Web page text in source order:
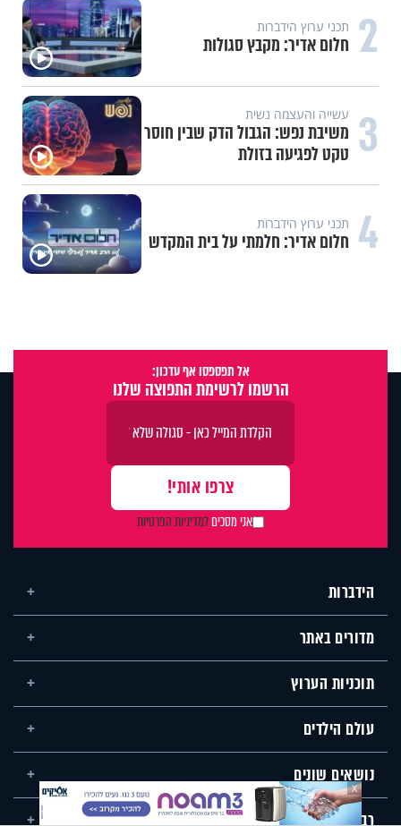
2 תכני ערוץ הידברות
חלום אדיר: מקבץ סגולות
3 עשייה והעצמה נשית
משיבת נפש: הגבול הדק שבין חוסר
טקט לפגיעה בזולת
4 תכני ערוץ הידברות
חלום אדיר: חלמתי על בית המקדש
אל תפספסו אף עדכון:
הרשמו לרשימת התפוצה שלנו
אני מסכיםלמדיניות הפרטיות
הידברות
מדורים באתר
תוכניות הערוץ
עולם הילדים
נושאים שונים
רבנים ומרצים
X